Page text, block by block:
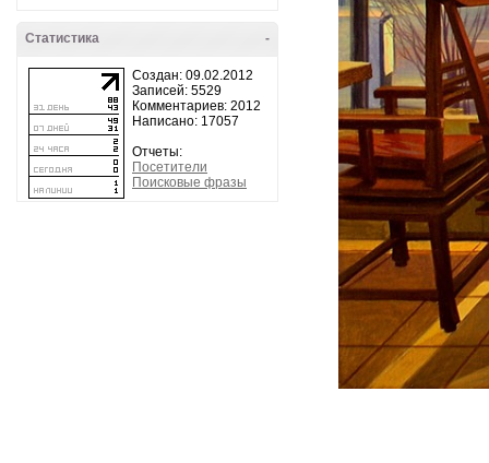
-
Статистика
Создан: 09.02.2012
Записей: 5529
Комментариев: 2012
Написано: 17057
Отчеты:
Посетители
Поисковые фразы